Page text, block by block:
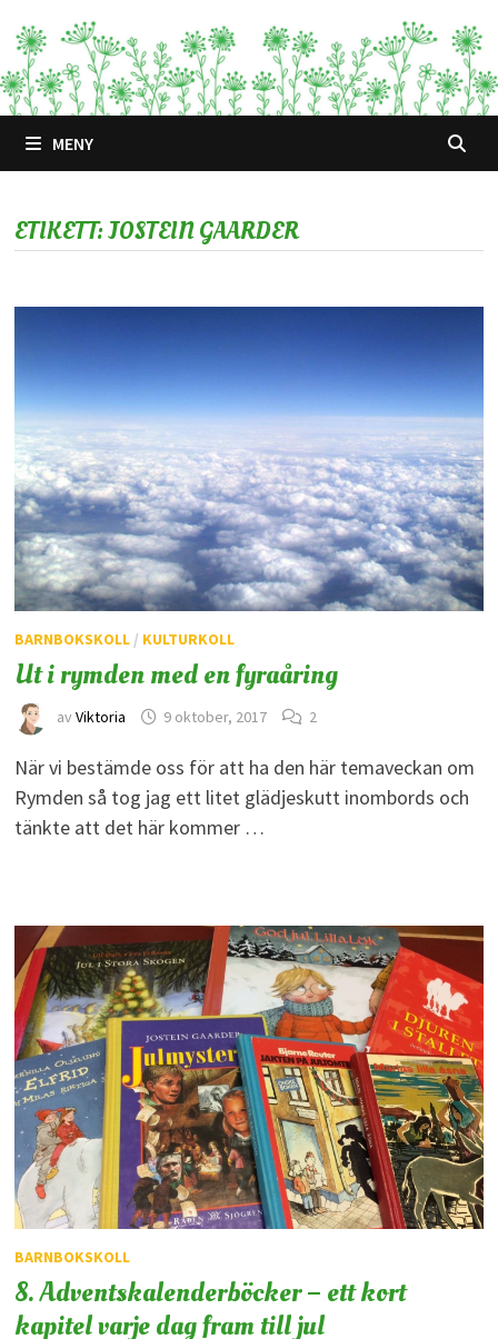
till
innehåll
MENY
ETIKETT:JOSTEIN GAARDER
BARNBOKSKOLL/ KULTURKOLL
Ut i rymden med en fyraåring
av Viktoria 9 oktober, 2017 2
När vi bestämde oss för att ha den här temaveckan om
Rymden så tog jag ett litet glädjeskutt inombords och
tänkte att det här kommer …
BARNBOKSKOLL
8. Adventskalenderböcker – ett kort
kapitel varje dag fram till jul